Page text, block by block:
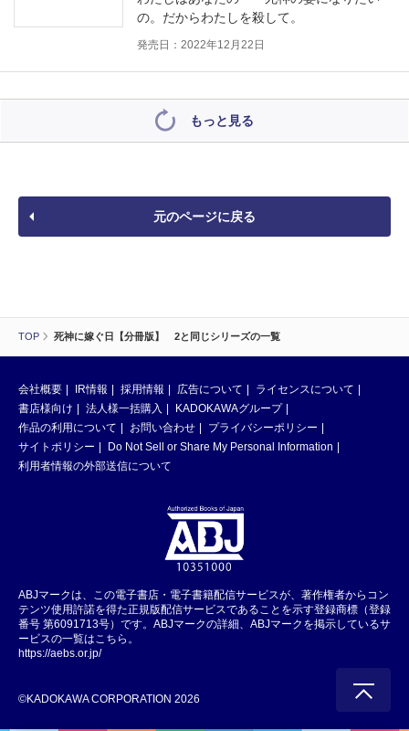
TOP 死神に嫁ぐ日【分冊版】 2と同じシリーズの一覧
の。だからわたしを殺して。
発売日：2022年12月22日
もっと見る
元のページに戻る
会社概要 IR情報 採用情報 広告について
ライセンスについて
書店様向け
法人様一括購入
KADOKAWAグループ
作品の利用について
お問い合わせ
プライバシーポリシー
サイトポリシー
Do Not Sell or Share My Personal Information
利用者情報の外部送信について
ABJマークは、この電子書店・電子書籍配信サービスが、著作権者からコン
テンツ使用許諾を得た正規版配信サービスであることを示す登録商標（登録
番号 第6091713号）です。ABJマークの詳細、ABJマークを掲示しているサ
ービスの一覧はこちら。
https://aebs.or.jp/
©KADOKAWA CORPORATION 2026